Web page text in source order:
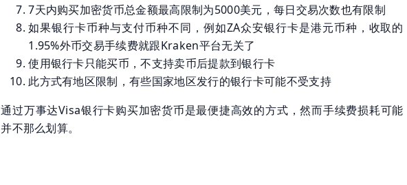
7天内购买加密货币总金额最高限制为5000美元，每日交易次数也有限制
如果银行卡币种与支付币种不同，例如ZA众安银行卡是港元币种，收取的
1.95%外币交易手续费就跟Kraken平台无关了
使用银行卡只能买币，不支持卖币后提款到银行卡
此方式有地区限制，有些国家地区发行的银行卡可能不受支持
通过万事达Visa银行卡购买加密货币是最便捷高效的方式，然而手续费损耗可能
并不那么划算。